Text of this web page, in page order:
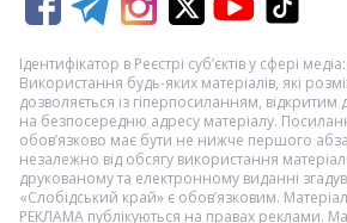
Ідентифікатор в Реєстрі суб’єктів у сфері
Використання будь-яких матеріалів, які
дозволяється із гіперпосиланням,
на безпосередню адресу матеріалу.
обов’язково має бути не нижче першого
незалежно від обсягу використання
друкованому та електронному виданні
«Слобідський край» є обов’язковим.
РЕКЛАМА публікуються на правах реклами.